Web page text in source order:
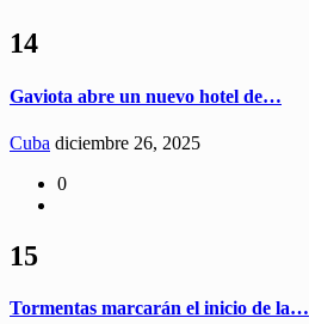
14
Gaviota abre un nuevo hotel de…
Cuba diciembre 26, 2025
0
15
Tormentas marcarán el inicio de la…